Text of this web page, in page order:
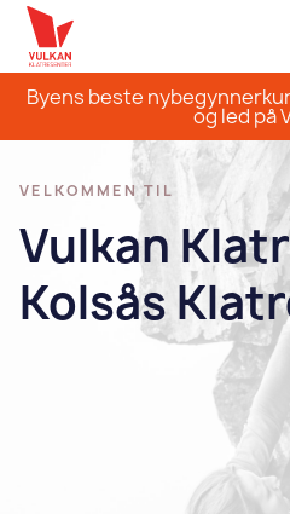
Byens beste
og led på
VELKOMMEN TIL
Vulkan
Kolsås